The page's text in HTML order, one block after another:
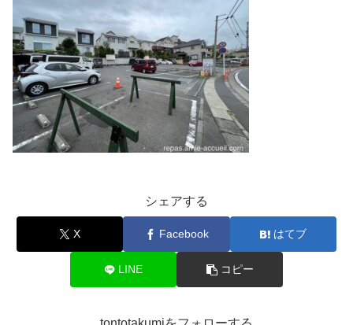
シェアする
X Facebook はてブ
LINE コピー